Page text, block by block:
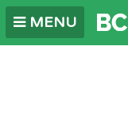
MENU